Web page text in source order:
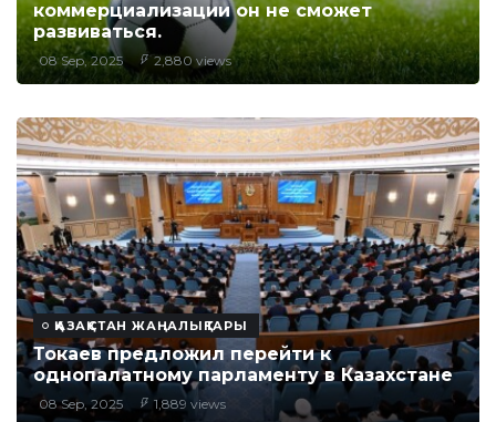
коммерциализации он не сможет
развиваться.
08 Sep, 2025 2,880 views
ҚАЗАҚСТАН ЖАҢАЛЫҚТАРЫ
Токаев предложил перейти к
однопалатному парламенту в Казахстане
08 Sep, 2025 1,889 views